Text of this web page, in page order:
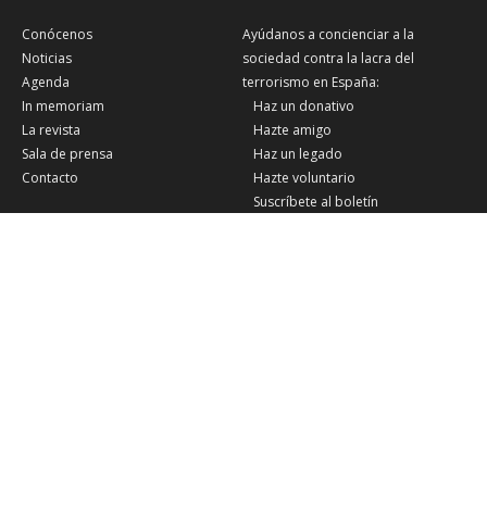
Conócenos
Noticias
Agenda
In memoriam
La revista
Sala de prensa
Contacto
Ayúdanos a concienciar a la
sociedad contra la lacra del
terrorismo en España:
Haz un donativo
Hazte amigo
Haz un legado
Hazte voluntario
Suscríbete al boletín